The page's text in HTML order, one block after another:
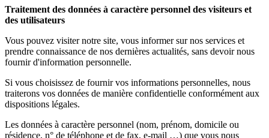
Traitement des données à caractère personnel des visiteurs et
des utilisateurs
Vous pouvez visiter notre site, vous informer sur nos services et
prendre connaissance de nos dernières actualités, sans devoir nous
fournir d'information personnelle.
Si vous choisissez de fournir vos informations personnelles, nous
traiterons vos données de manière confidentielle conformément aux
dispositions légales.
Les données à caractère personnel (nom, prénom, domicile ou
résidence, n° de téléphone et de fax, e-mail …) que vous nous